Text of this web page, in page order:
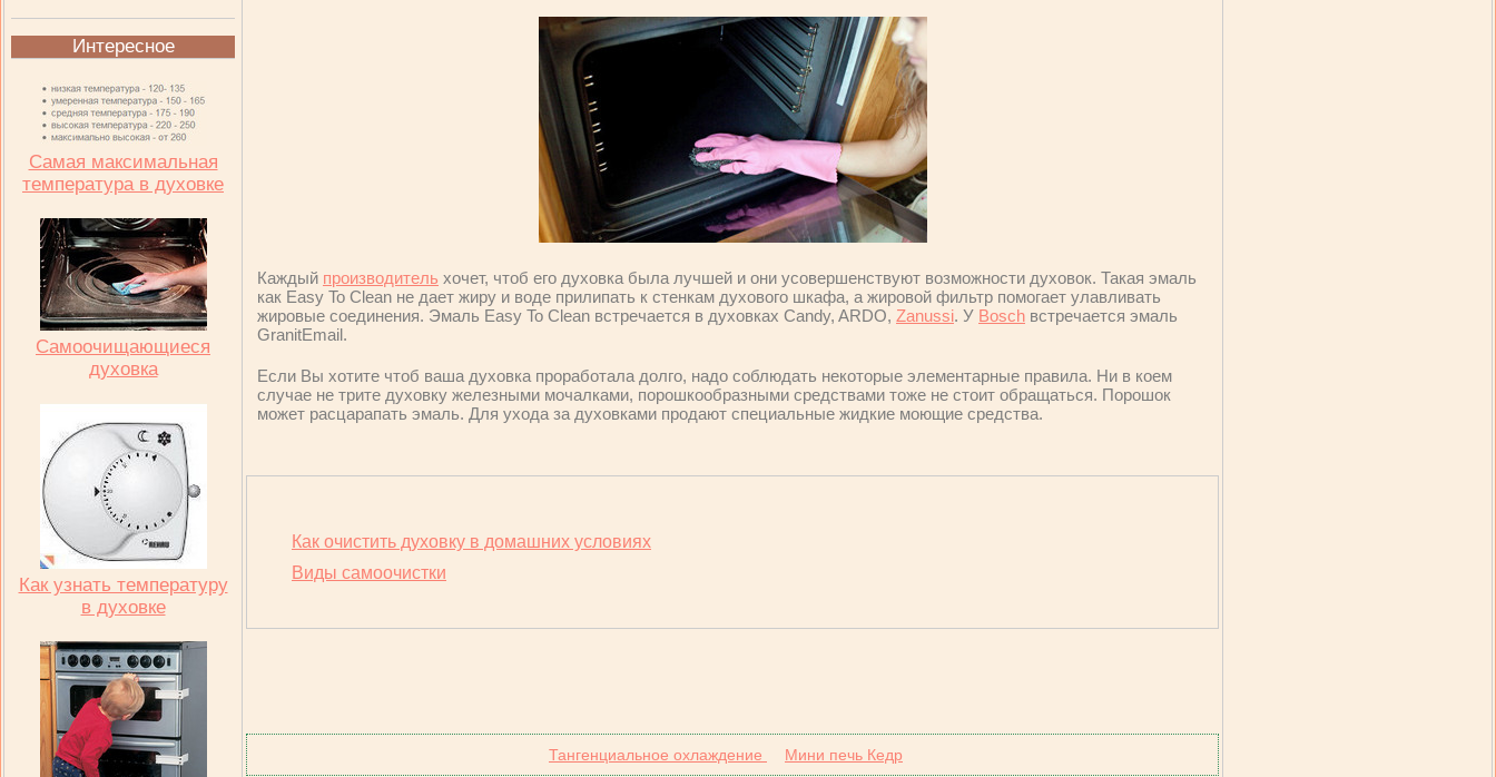
Интересное
Самая максимальная
температура в духовке
Самоочищающиеся
духовка
Как узнать температуру
в духовке
Каждый производитель хочет, чтоб его духовка была лучшей и они усовершенствуют возможности духовок. Такая эмаль
как Easy To Clean не дает жиру и воде прилипать к стенкам духового шкафа, а жировой фильтр помогает улавливать
жировые соединения. Эмаль Easy To Clean встречается в духовках Candy, ARDO, Zanussi. У Bosch встречается эмаль
GranitEmail.
Если Вы хотите чтоб ваша духовка проработала долго, надо соблюдать некоторые элементарные правила. Ни в коем
случае не трите духовку железными мочалками, порошкообразными средствами тоже не стоит обращаться. Порошок
может расцарапать эмаль. Для ухода за духовками продают специальные жидкие моющие средства.
Как очистить духовку в домашних условиях
Виды самоочистки
Тангенциальное охлаждение Мини печь Кедр